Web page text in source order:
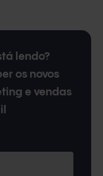
lendo?
os novos
e vendas